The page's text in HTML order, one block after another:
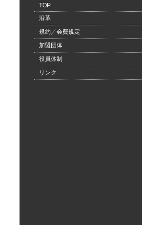
TOP
沿革
規約／会費規定
加盟団体
役員体制
リンク